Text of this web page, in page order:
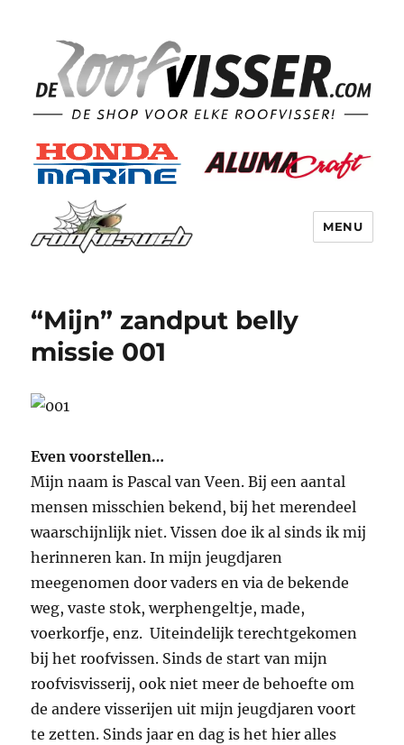
MENU
“Mijn” zandput belly
missie 001
Even voorstellen…
Mijn naam is Pascal van Veen. Bij een aantal
mensen misschien bekend, bij het merendeel
waarschijnlijk niet. Vissen doe ik al sinds ik mij
herinneren kan. In mijn jeugdjaren
meegenomen door vaders en via de bekende
weg, vaste stok, werphengeltje, made,
voerkorfje, enz. Uiteindelijk terechtgekomen
bij het roofvissen. Sinds de start van mijn
roofvisvisserij, ook niet meer de behoefte om
de andere visserijen uit mijn jeugdjaren voort
te zetten. Sinds jaar en dag is het hier alles